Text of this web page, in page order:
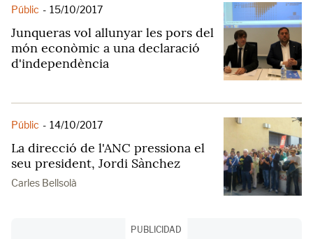
Públic - 15/10/2017
Junqueras vol allunyar les pors del
món econòmic a una declaració
d'independència
Públic - 14/10/2017
La direcció de l'ANC pressiona el
seu president, Jordi Sànchez
Carles Bellsolà
PUBLICIDAD